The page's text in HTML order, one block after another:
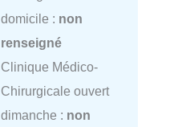
domicile : non
renseigné
Clinique Médico-
Chirurgicale ouvert
dimanche : non